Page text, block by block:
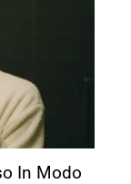
In Modo